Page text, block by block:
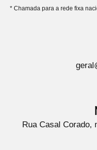
* Chamada para a rede fixa
Rua Casal Corado,